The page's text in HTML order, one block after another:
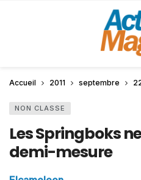
Accueil 2011 septembre
NON CLASSE
Les Springboks
demi-mesure